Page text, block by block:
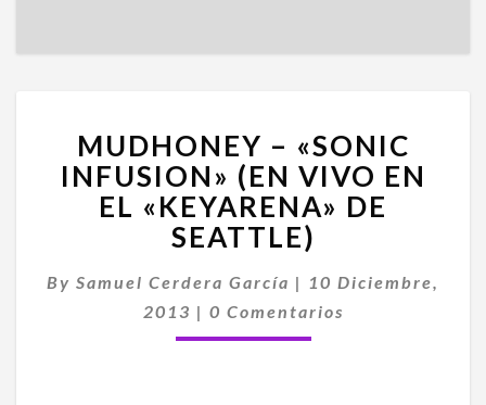
–
«SONIC
INFUSION»
(EN
VIVO
EL
«KEYARENA»
DE
MUDHONEY – «SONIC
INFUSION» (EN VIVO EN
EL «KEYARENA» DE
SEATTLE)
By Samuel Cerdera García | 10 Diciembre,
2013 | Comentarios
0 Comentarios